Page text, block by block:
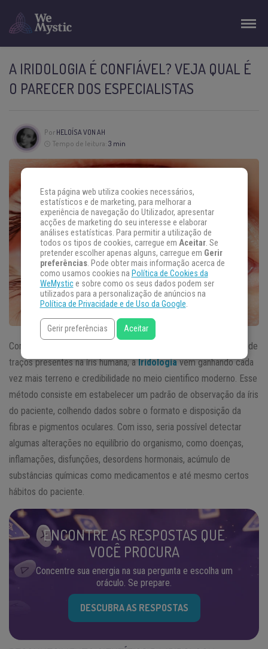
A IRIDOLOGIA É CONFIÁVEL? VEJA QUAL É
O PARECER DOS ESPECIALISTAS
Por HELOÍSA VON AH
Tempo de leitura: 3 min
Como uma técnica que se baseia na observação e comparação de
traços presentes na íris humana, aIridologiavem ganhando cada
vez mais terreno e credibilidade no meio cientifico moderno. Esse
método consiste em estabelecer um padrão de observação da íris
do paciente, colhendo dados sobre o formato e disposição da
fibras e pigmentos oculares. Com isso, seria possível detectar
algumas alterações no equilíbrio do organismo, como doenças,
inflamações, disfunções, desordens hormonais, acúmulo de
substâncias químicas como medicamentos e até mesmo certos
hábitos do paciente.
ENCONTRE AS RESPOSTAS QUE
VOCÊ PROCURA
Concentre sua energia na sua pergunta e escolha um
oráculo. Se prepare.
DESCUBRA AS RESPOSTAS
Esta página web utiliza cookies necessários,
estatísticos e de marketing, para melhorar a
experiência de navegação do Utilizador, apresentar
acções de marketing do seu interesse e elaborar
análises estatísticas. Para permitir a utilização de
todos os tipos de cookies, carregue em Aceitar. Se
pretender escolher apenas alguns, carregue em Gerir
preferências. Pode obter mais informação acerca de
como usamos cookies na Política de Cookies da
WeMystice sobre como os seus dados podem ser
utilizados para a personalização de anúncios na
Política de Privacidade e de Uso da Google.
Gerir preferências Aceitar